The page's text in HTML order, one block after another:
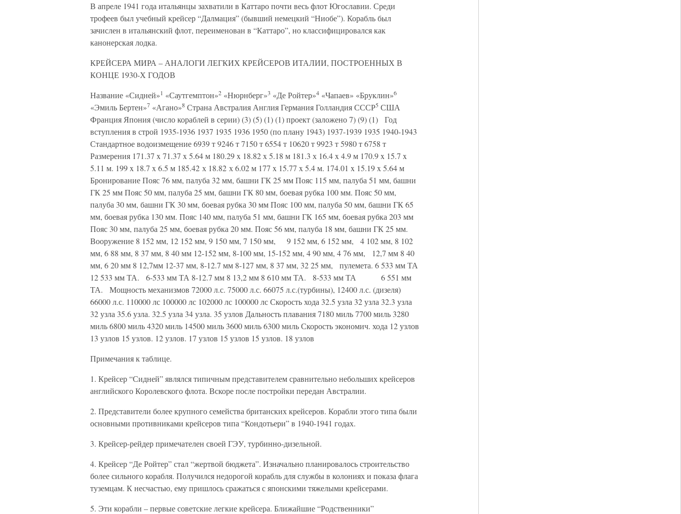
В апреле 1941 года итальянцы захватили в Каттаро почти весь флот Югославии. Среди
трофеев был учебный крейсер “Далмация” (бывший немецкий “Ниобе”). Корабль был
зачислен в итальянский флот, переименован в “Каттаро”, но классифицировался как
канонерская лодка.
КРЕЙСЕРА МИРА – АНАЛОГИ ЛЕГКИХ КРЕЙСЕРОВ ИТАЛИИ, ПОСТРОЕННЫХ В
КОНЦЕ 1930-Х ГОДОВ
Название «Сидней»1 «Саутгемптон»2 «Нюрнберг»3 «Де Ройтер»4 «Чапаев» «Бруклин»6
«Эмиль Бертен»7 «Агано»8 Страна Австралия Англия Германия Голландия СССР5 США
Франция Япония (число кораблей в серии) (3) (5) (1) (1) проект (заложено 7) (9) (1) Год
вступления в строй 1935-1936 1937 1935 1936 1950 (по плану 1943) 1937-1939 1935 1940-1943
Стандартное водоизмещение 6939 т 9246 т 7150 т 6554 т 10620 т 9923 т 5980 т 6758 т
Размерения 171.37 x 71.37 x 5.64 м 180.29 x 18.82 x 5.18 м 181.3 х 16.4 x 4.9 м 170.9 x 15.7 x
5.11 м. 199 x 18.7 x 6.5 м 185.42 х 18.82 х 6.02 м 177 x 15.77 x 5.4 м. 174.01 x 15.19 x 5.64 м
Бронирование Пояс 76 мм, палуба 32 мм, башни ГК 25 мм Пояс 115 мм, палуба 51 мм, башни
ГК 25 мм Пояс 50 мм, палуба 25 мм, башни ГК 80 мм, боевая рубка 100 мм. Пояс 50 мм,
палуба 30 мм, башни ГК 30 мм, боевая рубка 30 мм Пояс 100 мм, палуба 50 мм, башни ГК 65
мм, боевая рубка 130 мм. Пояс 140 мм, палуба 51 мм, башни ГК 165 мм, боевая рубка 203 мм
Пояс 30 мм, палуба 25 мм, боевая рубка 20 мм. Пояс 56 мм, палуба 18 мм, башни ГК 25 мм.
Вооружение 8 152 мм, 12 152 мм, 9 150 мм, 7 150 мм, 9 152 мм, 6 152 мм, 4 102 мм, 8 102
мм, 6 88 мм, 8 37 мм, 8 40 мм 12-152 мм, 8-100 мм, 15-152 мм, 4 90 мм, 4 76 мм, 12,7 мм 8 40
мм, 6 20 мм 8 12,7мм 12-37 мм, 8-12.7 мм 8-127 мм, 8 37 мм, 32 25 мм, пулемета. 6 533 мм ТА
12 533 мм ТА. 6-533 мм ТА 8-12.7 мм 8 13,2 мм 8 610 мм ТА. 8-533 мм ТА 6 551 мм
ТА. Мощность механизмов 72000 л.с. 75000 л.с. 66075 л.с.(турбины), 12400 л.с. (дизеля)
66000 л.с. 110000 лс 100000 лс 102000 лс 100000 лс Скорость хода 32.5 узла 32 узла 32.3 узла
32 узла 35.6 узла. 32.5 узла 34 узла. 35 узлов Дальность плавания 7180 миль 7700 миль 3280
миль 6800 миль 4320 миль 14500 миль 3600 миль 6300 миль Скорость экономич. хода 12 узлов
13 узлов 15 узлов. 12 узлов. 17 узлов 15 узлов 15 узлов. 18 узлов
Примечания к таблице.
1. Крейсер “Сидней” являлся типичным представителем сравнительно небольших крейсеров
английского Королевского флота. Вскоре после постройки передан Австралии.
2. Представители более крупного семейства британских крейсеров. Корабли этого типа были
основными противниками крейсеров типа “Кондотьери” в 1940-1941 годах.
3. Крейсер-рейдер примечателен своей ГЭУ, турбинно-дизельной.
4. Крейсер “Де Ройтер” стал “жертвой бюджета”. Изначально планировалось строительство
более сильного корабля. Получился недорогой корабль для службы в колониях и показа флага
туземцам. К несчастью, ему пришлось сражаться с японскими тяжелыми крейсерами.
5. Эти корабли – первые советские легкие крейсера. Ближайшие “Родственники”